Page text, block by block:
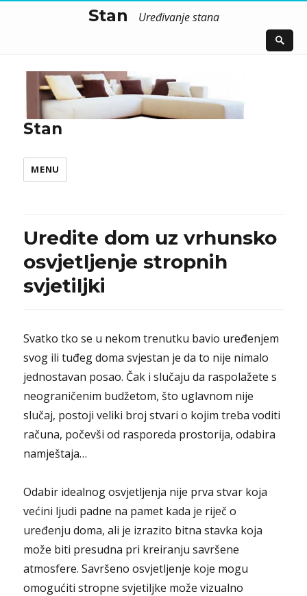
Stan Uređivanje stana
Stan
MENU
Uredite dom uz vrhunsko
osvjetljenje stropnih
svjetiljki
Svatko tko se u nekom trenutku bavio uređenjem
svog ili tuđeg doma svjestan je da to nije nimalo
jednostavan posao. Čak i slučaju da raspolažete s
neograničenim budžetom, što uglavnom nije
slučaj, postoji veliki broj stvari o kojim treba voditi
računa, počevši od rasporeda prostorija, odabira
namještaja…
Odabir idealnog osvjetljenja nije prva stvar koja
većini ljudi padne na pamet kada je riječ o
uređenju doma, ali je izrazito bitna stavka koja
može biti presudna pri kreiranju savršene
atmosfere. Savršeno osvjetljenje koje mogu
omogućiti stropne svjetiljke može vizualno